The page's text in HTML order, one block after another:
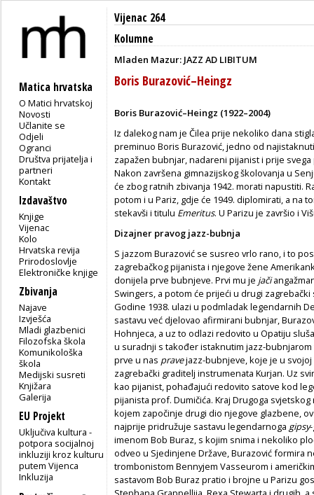
Matica hrvatska
O Matici hrvatskoj
Novosti
Učlanite se
Odjeli
Ogranci
Društva prijatelja i
partneri
Kontakt
Izdavaštvo
Knjige
Vijenac
Kolo
Hrvatska revija
Prirodoslovlje
Elektroničke knjige
Zbivanja
Najave
Izvješća
Mladi glazbenici
Filozofska škola
Komunikološka
škola
Medijski susreti
Knjižara
Galerija
EU Projekt
Uključiva kultura -
potpora socijalnoj
inkluziji kroz kulturu
putem Vijenca
Inkluzija
Vijenac 264
Kolumne
Mladen Mazur: JAZZ AD LIBITUM
Boris Burazović–Heingz
Boris Burazović–Heingz (1922–2004)
Iz dalekog nam je Čilea prije nekoliko dana
preminuo Boris Burazović, jedno od
zapažen bubnjar, nadareni pijanist i prije
Nakon završena gimnazijskog školovanja u
će zbog ratnih zbivanja 1942. morati napustiti.
potom i u Pariz, gdje će 1949. diplomirati, a na
stekavši i titulu Emeritus. U Parizu je završio i
Dizajner pravog jazz-bubnja
S jazzom Burazović se susreo vrlo rano, i to
zagrebačkog pijanista i njegove žene
donijela prve bubnjeve. Prvi mu je jači
Swingers, a potom će prijeći u drugi
Godine 1938. ulazi u podmladak legendarnih
sastavu već djelovao afirmirani bubnjar,
Hohnjeca, a uz to odlazi redovito u Opatiju
u suradnji s također istaknutim jazz-
prve u nas pravejazz-bubnjeve, koje je u
zagrebački graditelj instrumenata Kurjan. Uz
kao pijanist, pohađajući redovito satove kod
pijanista prof. Dumičića. Kraj Drugoga
kojem započinje drugi dio njegove glazbene,
najprije pridružuje sastavu legendarnoga gipsy
imenom Bob Buraz, s kojim snima i nekoliko
odveo u Sjedinjene Države, Burazović formira
trombonistom Bennyjem Vasseurom i
sastavom Bob Buraz pratio i brojne u Parizu